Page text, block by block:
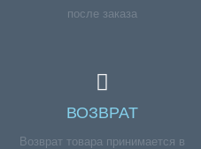
после заказа
ВОЗВРАТ
Возврат товара принимается в